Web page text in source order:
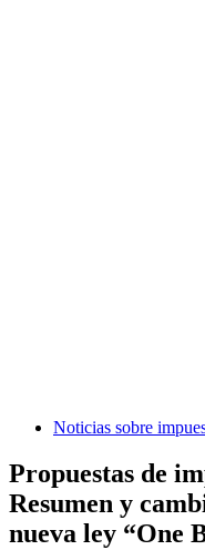
Noticias sobre
Propuestas de
Resumen y
nueva ley “One